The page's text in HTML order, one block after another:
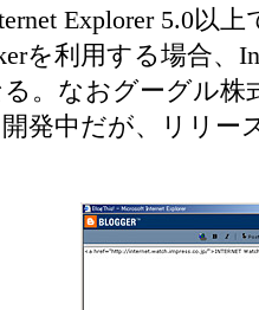
Explorer 5.0以
を利用する場合、
。なおグーグル株
発中だが、リリー